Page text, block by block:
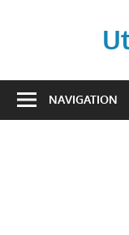
NAVIGATION